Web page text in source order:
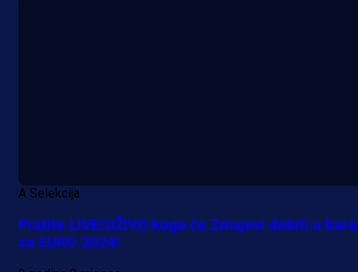
A Selekcija
Pratite LIVE/UŽIVO koga će Zmajevi dobiti u
za EURO 2024!